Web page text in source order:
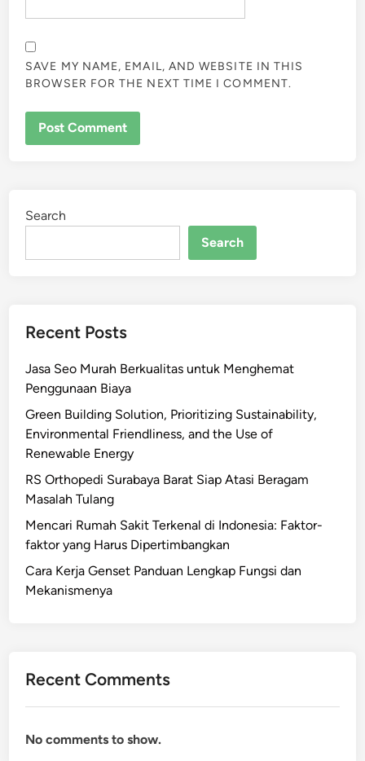
SAVE MY NAME, EMAIL, AND WEBSITE IN THIS
BROWSER FOR THE NEXT TIME I COMMENT.
Search
Search
Recent Posts
Jasa Seo Murah Berkualitas untuk Menghemat
Penggunaan Biaya
Green Building Solution, Prioritizing Sustainability,
Environmental Friendliness, and the Use of
Renewable Energy
RS Orthopedi Surabaya Barat Siap Atasi Beragam
Masalah Tulang
Mencari Rumah Sakit Terkenal di Indonesia: Faktor-
faktor yang Harus Dipertimbangkan
Cara Kerja Genset Panduan Lengkap Fungsi dan
Mekanismenya
Recent Comments
No comments to show.